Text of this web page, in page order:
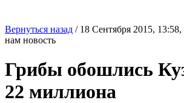
Вернуться назад / 18 Сентября 2015, 13:58,
нам новость
Грибы обошлись
22 миллиона